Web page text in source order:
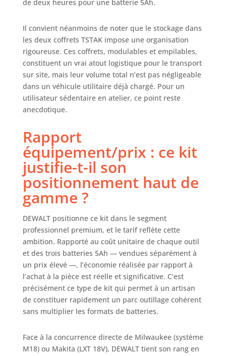
coupes plus
RANGEMENT
RÉSISTANT : Livré
avec des boîtes à
outils TSTAK
robustes pour un
rangement
sécurisé et un
transport facile.
difficiles des
chantiers,
garantissant des
performances
TOUS LES
CHARGEURS XR :
Assure une
charge facile et
efficace sur toute
la gamme XR.
FOURNI AVEC : 3
batteries XR 18 V
Ah Li-on, 1
chargeur multi-
à outils TSTAK
ACCESSOIRES
de deux heures pour une batterie 5Ah.
Il convient néanmoins de noter que le stockage dans
les deux coffrets TSTAK impose une organisation
rigoureuse. Ces coffrets, modulables et empilables,
constituent un vrai atout logistique pour le transport
sur site, mais leur volume total n’est pas négligeable
dans un véhicule utilitaire déjà chargé. Pour un
utilisateur sédentaire en atelier, ce point reste
anecdotique.
Rapport
équipement/prix : ce kit
justifie-t-il son
positionnement haut de
gamme ?
DEWALT positionne ce kit dans le segment
professionnel premium, et le tarif reflète cette
ambition. Rapporté au coût unitaire de chaque outil
et des trois batteries 5Ah — vendues séparément à
un prix élevé —, l’économie réalisée par rapport à
l’achat à la pièce est réelle et significative. C’est
précisément ce type de kit qui permet à un artisan
de constituer rapidement un parc outillage cohérent
sans multiplier les formats de batteries.
Face à la concurrence directe de Milwaukee (système
M18) ou Makita (LXT 18V), DEWALT tient son rang en